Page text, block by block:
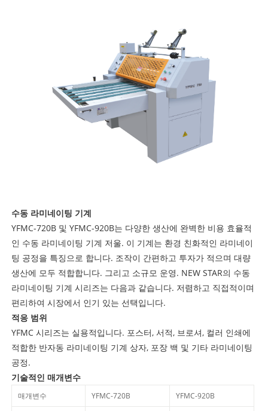
수동 라미네이팅 기계
YFMC-720B 및 YFMC-920B는 다양한 생산에 완벽한 비용 효율적
인 수동 라미네이팅 기계 저울. 이 기계는 환경 친화적인 라미네이
팅 공정을 특징으로 합니다. 조작이 간편하고 투자가 적으며 대량
생산에 모두 적합합니다. 그리고 소규모 운영. NEW STAR의 수동
라미네이팅 기계 시리즈는 다음과 같습니다. 저렴하고 직접적이며
편리하여 시장에서 인기 있는 선택입니다.
적응 범위
YFMC 시리즈는 실용적입니다. 포스터, 서적, 브로셔, 컬러 인쇄에
적합한 반자동 라미네이팅 기계 상자, 포장 백 및 기타 라미네이팅
공정.
기술적인 매개변수
매개변수 YFMC-720B YFMC-920B